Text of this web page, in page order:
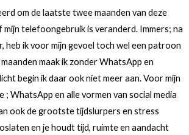
om de laatste twee maanden van deze
telefoongebruik is veranderd. Immers; na
heb ik voor mijn gevoel toch wel een patroon
maak ik zonder WhatsApp en
begin ik daar ook niet meer aan. Voor mijn
; WhatsApp en alle vormen van social media
ook de grootste tijdslurpers en stress
en je houdt tijd, ruimte en aandacht